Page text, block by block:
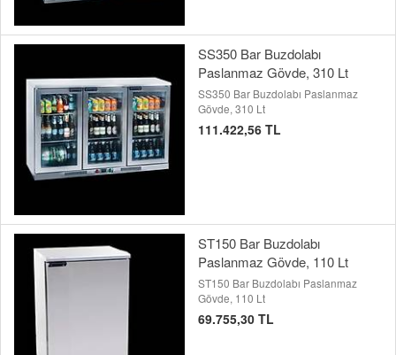
SS350 Bar Buzdolabı
Paslanmaz Gövde, 310 Lt
SS350 Bar Buzdolabı Paslanmaz
Gövde, 310 Lt
111.422,56 TL
ST150 Bar Buzdolabı
Paslanmaz Gövde, 110 Lt
ST150 Bar Buzdolabı Paslanmaz
Gövde, 110 Lt
69.755,30 TL